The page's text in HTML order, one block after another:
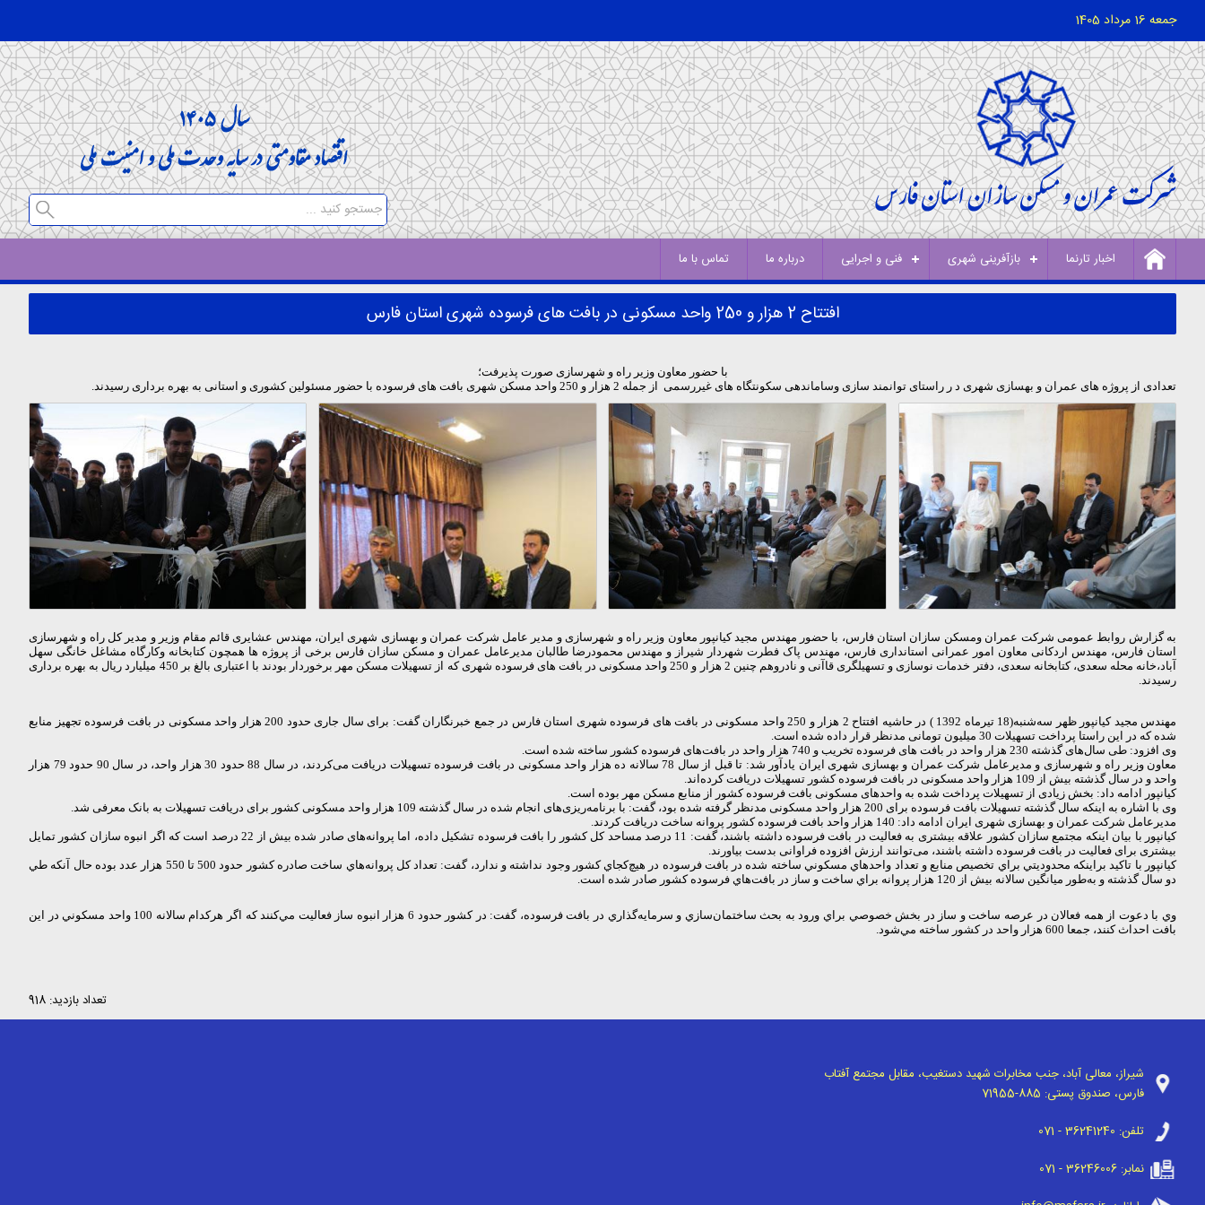
جمعه 16 مرداد 1405
اخبار تارنما بازآفرینی شهری فنی و اجرایی درباره ما تماس با ما
افتتاح 2 هزار و 250 واحد مسکونی در بافت های فرسوده شهری استان فارس
با حضور معاون وزیر راه و شهرسازی صورت پذیرفت؛
تعدادی از پروژه های عمران و بهسازی شهری د ر راستای توانمند سازی وساماندهی سکونتگاه های غیررسمی از جمله 2 هزار و 250 واحد مسکن شهری بافت های فرسوده با حضور مسئولین کشوری و استانی به بهره برداری رسیدند.
به گزارش روابط عمومی شرکت عمران ومسکن سازان استان فارس، با حضور مهندس مجید کیانپور معاون وزیر راه و شهرسازی و مدیر عامل شرکت عمران و بهسازی شهری ایران، مهندس عشایری قائم مقام وزیر و مدیر کل راه و شهرسازی
استان فارس، مهندس اردکانی معاون امور عمرانی استانداری فارس، مهندس پاک فطرت شهردار شیراز و مهندس محمودرضا طالبان مدیرعامل عمران و مسکن سازان فارس برخی از پروژه ها همچون کتابخانه وکارگاه مشاغل خانگی سهل
آباد،خانه محله سعدی، کتابخانه سعدی، دفتر خدمات نوسازی و تسهیلگری قاآنی و نادروهم چنین 2 هزار و 250 واحد مسکونی در بافت های فرسوده شهری که از تسهیلات مسکن مهر برخوردار بودند با اعتباری بالغ بر 450 میلیارد ریال به بهره برداری
رسیدند.
مهندس مجید کیانپور ظهر سه‌شنبه(18 تیرماه 1392 ) در حاشیه افتتاح 2 هزار و 250 واحد مسکونی در بافت های فرسوده شهری استان فارس در جمع خبرنگاران گفت: برای سال جاری حدود 200 هزار واحد مسکونی در بافت فرسوده تجهیز منابع
شده که در این راستا پرداخت تسهیلات 30 میلیون تومانی مدنظر قرار داده شده است.
وی افزود: طی سال‌های گذشته 230 هزار واحد در بافت های فرسوده تخریب و 740 هزار واحد در بافت‌های فرسوده کشور ساخته شده است.
معاون وزیر راه و شهرسازی و مدیرعامل شرکت عمران و بهسازی شهری ایران یادآور شد: تا قبل از سال 78 سالانه ده هزار واحد مسکونی در بافت فرسوده تسهیلات دریافت می‌کردند، در سال 88 حدود 30 هزار واحد، در سال 90 حدود 79 هزار
واحد و در سال گذشته بیش از 109 هزار واحد مسکونی در بافت فرسوده کشور تسهیلات دریافت کرده‌اند.
کیانپور ادامه داد: بخش زیادی از تسهیلات پرداخت شده به واحدهای مسکونی بافت فرسوده کشور از منابع مسکن مهر بوده است.
وی با اشاره به اینکه سال گذشته تسهیلات بافت فرسوده برای 200 هزار واحد مسکونی مدنظر گرفته شده بود، گفت: با برنامه‌ریزی‌های انجام شده در سال گذشته 109 هزار واحد مسکونی کشور برای دریافت تسهیلات به بانک معرفی شد.
مدیرعامل شرکت عمران و بهسازی شهری ایران ادامه داد: 140 هزار واحد بافت فرسوده کشور پروانه ساخت دریافت کردند.
کیانپور با بیان اینکه مجتمع سازان کشور علاقه بیشتری به فعالیت در بافت فرسوده داشته باشند، گفت: 11 درصد مساحد کل کشور را بافت فرسوده تشکیل داده، اما پروانه‌های صادر شده بیش از 22 درصد است که اگر انبوه سازان کشور تمایل
بیشتری برای فعالیت در بافت فرسوده داشته باشند، می‌توانند ارزش افزوده فراوانی بدست بیاورند.
كيانپور با تاكيد براينكه محدوديتي براي تخصيص منابع و تعداد واحدهاي مسكوني ساخته شده در بافت فرسوده در هيچ‌كجاي كشور وجود نداشته و ندارد، گفت: تعداد كل پروانه‌هاي ساخت صادره كشور حدود 500 تا 550 هزار عدد بوده حال آنكه طي
دو سال گذشته و به‌طور ميانگين سالانه بيش از 120 هزار پروانه براي ساخت و ساز در بافت‌هاي فرسوده كشور صادر شده است.
وي با دعوت از همه فعالان در عرصه ساخت و ساز در بخش خصوصي براي ورود به بحث ساختمان‌سازي و سرمايه‌گذاري در بافت فرسوده، گفت: در كشور حدود 6 هزار انبوه ساز فعاليت مي‌كنند كه اگر هركدام سالانه 100 واحد مسكوني در اين
بافت احداث كنند، جمعا 600 هزار واحد در كشور ساخته مي‌شود.
تعداد بازدید: 918
شیراز، معالی آباد، جنب مخابرات شهید دستغیب، مقابل مجتمع آفتاب
فارس، صندوق پستی: 71955-885
تلفن: 071 - 36241240
نمابر: 071 - 36246006